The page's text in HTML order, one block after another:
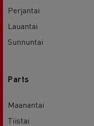
Perjantai
Lauantai
Sunnuntai
Parts
Maanantai
Tiistai